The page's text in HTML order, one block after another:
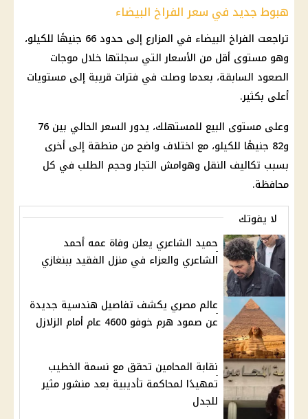
هبوط جديد في سعر الفراخ البيضاء
تراجعت الفراخ البيضاء في المزارع إلى حدود 66 جنيهًا للكيلو،
وهو مستوى أقل من الأسعار التي سجلتها خلال موجات
الصعود السابقة، بعدما وصلت في فترات قريبة إلى مستويات
أعلى بكثير.
وعلى مستوى البيع للمستهلك، يدور السعر الحالي بين 76
و82 جنيهًا للكيلو، مع اختلاف واضح من منطقة إلى أخرى
بسبب تكاليف النقل وهوامش التجار وحجم الطلب في كل
محافظة.
لا يفوتك
حميد الشاعري يعلن وفاة عمه أحمد
الشاعري والعزاء في منزل الفقيد ببنغازي
عالم مصري يكشف تفاصيل هندسية جديدة
عن صمود هرم خوفو 4600 عام أمام الزلازل
نقابة المحامين تحقق مع نسمة الخطيب
تمهيدًا لمحاكمة تأديبية بعد منشور مثير
للجدل